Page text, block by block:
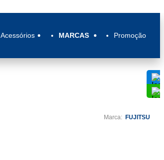
Acessórios MARCAS Promoção
Marca: FUJITSU